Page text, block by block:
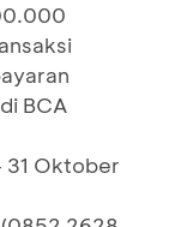
BCA
31 Oktober